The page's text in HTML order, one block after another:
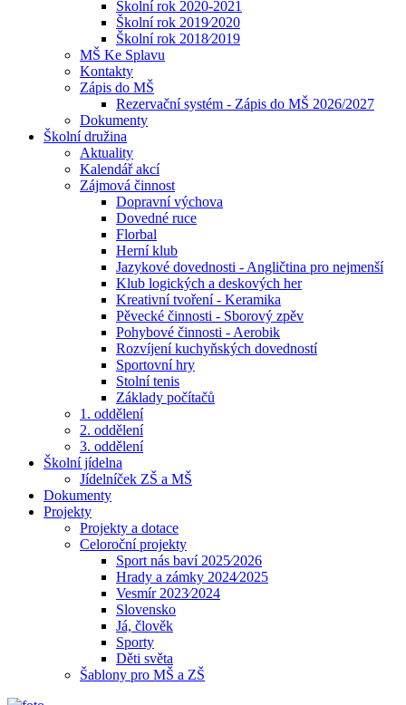
Školní rok 2020-2021
Školní rok 2019⁄2020
Školní rok 2018⁄2019
MŠ Ke Splavu
Kontakty
Zápis do MŠ
Rezervační systém - Zápis do MŠ 2026/2027
Dokumenty
Školní družina
Aktuality
Kalendář akcí
Zájmová činnost
Dopravní výchova
Dovedné ruce
Florbal
Herní klub
Jazykové dovednosti - Angličtina pro nejmenší
Klub logických a deskových her
Kreativní tvoření - Keramika
Pěvecké činnosti - Sborový zpěv
Pohybové činnosti - Aerobik
Rozvíjení kuchyňských dovedností
Sportovní hry
Stolní tenis
Základy počítačů
1. oddělení
2. oddělení
3. oddělení
Školní jídelna
Jídelníček ZŠ a MŠ
Dokumenty
Projekty
Projekty a dotace
Celoroční projekty
Sport nás baví 2025⁄2026
Hrady a zámky 2024⁄2025
Vesmír 2023⁄2024
Slovensko
Já, člověk
Sporty
Děti světa
Šablony pro MŠ a ZŠ